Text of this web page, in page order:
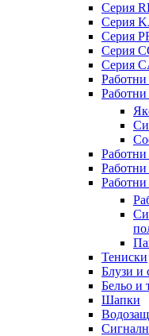
Серия
Серия
Серия
Серия
Серия
Работни
Работни
Тениски
Блузи и
Бельо и
Шапки